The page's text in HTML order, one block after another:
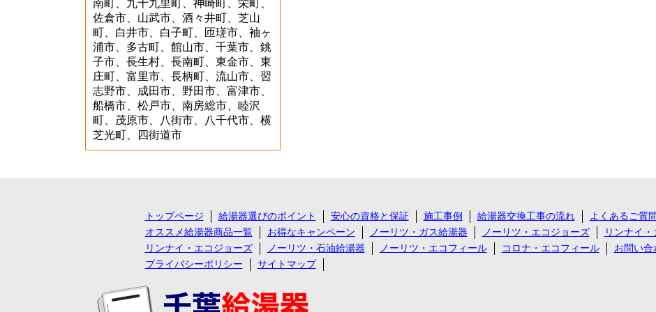
南町、九十九里町、神崎町、栄町、
佐倉市、山武市、酒々井町、芝山
町、白井市、白子町、匝瑳市、袖ヶ
浦市、多古町、館山市、千葉市、銚
子市、長生村、長南町、東金市、東
庄町、富里市、長柄町、流山市、習
志野市、成田市、野田市、富津市、
船橋市、松戸市、南房総市、睦沢
町、茂原市、八街市、八千代市、横
芝光町、四街道市
トップページ 給湯器選びのポイント 安心の資格と保証 施工事例 給湯器交換工事の流れ よくあるご質問
オススメ給湯器商品一覧
お得なキャンペーン ノーリツ・ガス給湯器 ノーリツ・エコジョーズ
リンナイ
リンナイ・エコジョーズ
ノーリツ・石油給湯器 ノーリツ・エコフィール コロナ・エコフィール お問い合
プライバシーポリシー
サイトマップ